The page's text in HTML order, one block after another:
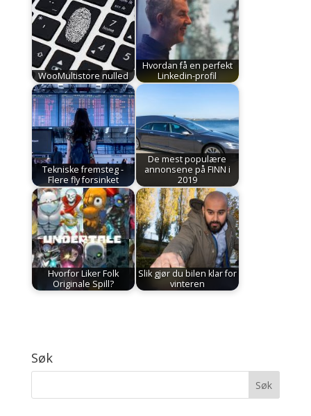
WooMultistore nulled
Hvordan få en perfekt
Linkedin-profil
Tekniske fremsteg -
Flere fly forsinket
De mest populære
annonsene på FINN i
2019
Hvorfor Liker Folk
Originale Spill?
Slik gjør du bilen klar for
vinteren
Søk